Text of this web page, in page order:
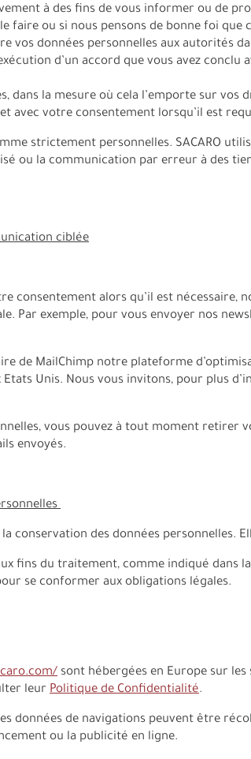
à des fins de vous informer ou de
faire ou si nous pensons de bonne foi
vos données personnelles aux autorités
d’un accord que vous avez
dans la mesure où cela l’emporte sur vos
avec votre consentement lorsqu’il est
strictement personnelles. SACARO
ou la communication par erreur à des
ciblée
consentement alors qu’il est nécessaire,
Par exemple, pour vous envoyer nos
de MailChimp notre plateforme
Unis. Nous vous invitons, pour plus
vous pouvez à tout moment retirer
envoyés.
conservation des données personnelles.
fins du traitement, comme indiqué dans
se conformer aux obligations légales.
sont hébergées en Europe sur
leur Politique de Confidentialité.
données de navigations peuvent être
ou la publicité en ligne.